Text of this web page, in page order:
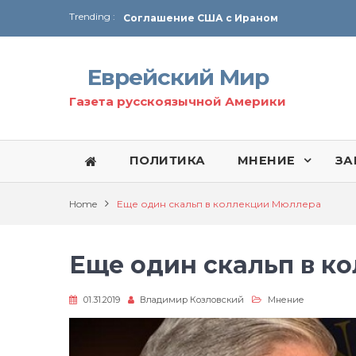
Trending :
Соглашение США с Ираном
Технология Революции в Иране
От Ирана до Ливана и Газы
Еврейский Мир
Газета русскоязычной Америки
ПОЛИТИКА МНЕНИЕ
Home Еще один скальп в коллекции Мюллера
Еще один скальп в
01.31.2019 Владимир Козловский Мнение